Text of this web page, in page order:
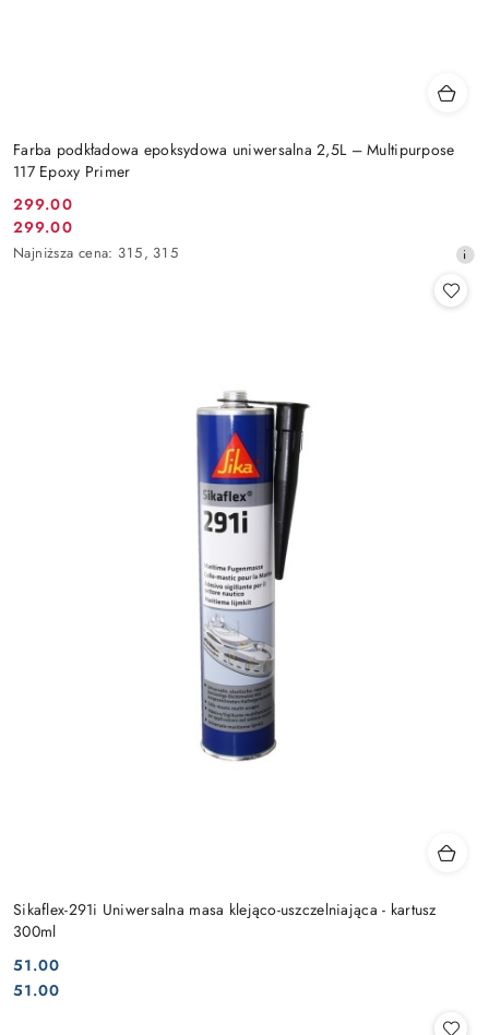
Farba podkładowa epoksydowa uniwersalna 2,5L – Multipurpose
117 Epoxy Primer
Cena
promocyjna:
299.00
Cena
promocyjna:
299.00
Najniższa
Najniższa cena: 315, 315
Sikaflex-291i Uniwersalna masa klejąco-uszczelniająca - kartusz
300ml
Cena:
51.00
Cena:
51.00